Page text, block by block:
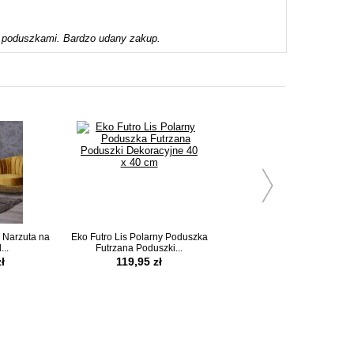
Bardzo udany zakup.
na
Eko Futro Lis Polarny Poduszka
Futrzana Poduszki...
119,95 zł